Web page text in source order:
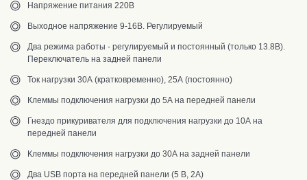
Напряжение питания 220В
Выходное напряжение 9-16В. Регулируемый
Два режима работы - регулируемый и постоянный (только 13.8В).
Переключатель на задней панели
Ток нагрузки 30А (кратковременно), 25А (постоянно)
Клеммы подключения нагрузки до 5А на передней панели
Гнездо прикуривателя для подключения нагрузки до 10А на
передней панели
Клеммы подключения нагрузки до 30А на задней панели
Два USB порта на передней панели (5 В, 2А)